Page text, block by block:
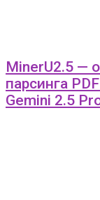
MinerU2.5 —
парсинга
Gemini 2.5